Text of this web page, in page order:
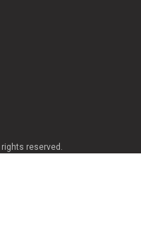
rights reserved.